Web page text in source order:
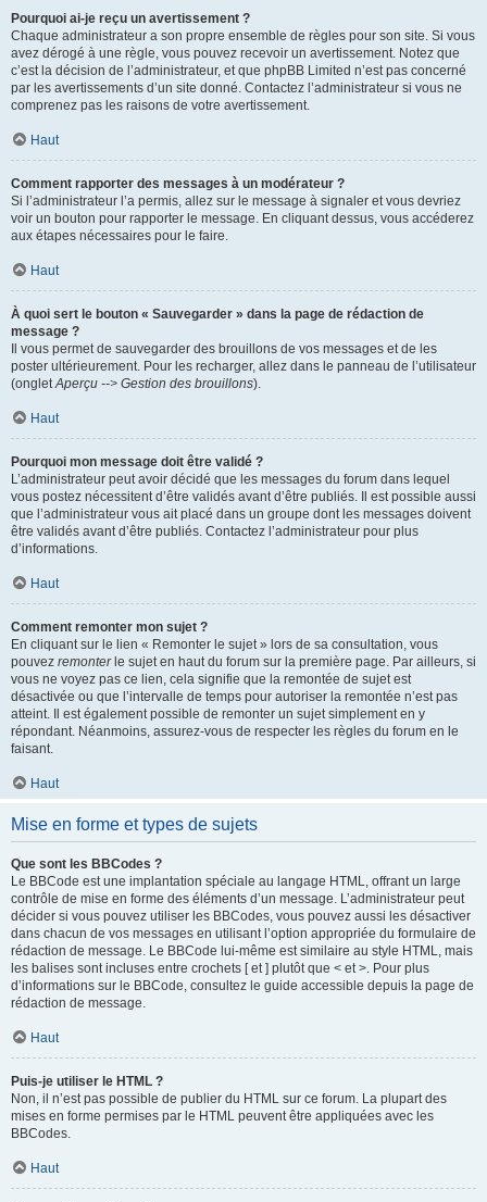
Pourquoi ai-je reçu un avertissement ?
Chaque administrateur a son propre ensemble de règles pour son site. Si vous
avez dérogé à une règle, vous pouvez recevoir un avertissement. Notez que
c’est la décision de l’administrateur, et que phpBB Limited n’est pas concerné
par les avertissements d’un site donné. Contactez l’administrateur si vous ne
comprenez pas les raisons de votre avertissement.
Haut
Comment rapporter des messages à un modérateur ?
Si l’administrateur l’a permis, allez sur le message à signaler et vous devriez
voir un bouton pour rapporter le message. En cliquant dessus, vous accéderez
aux étapes nécessaires pour le faire.
Haut
À quoi sert le bouton « Sauvegarder » dans la page de rédaction de
message ?
Il vous permet de sauvegarder des brouillons de vos messages et de les
poster ultérieurement. Pour les recharger, allez dans le panneau de l’utilisateur
(onglet Aperçu --> Gestion des brouillons).
Haut
Pourquoi mon message doit être validé ?
L’administrateur peut avoir décidé que les messages du forum dans lequel
vous postez nécessitent d’être validés avant d’être publiés. Il est possible aussi
que l’administrateur vous ait placé dans un groupe dont les messages doivent
être validés avant d’être publiés. Contactez l’administrateur pour plus
d’informations.
Haut
Comment remonter mon sujet ?
En cliquant sur le lien « Remonter le sujet » lors de sa consultation, vous
pouvez remonterle sujet en haut du forum sur la première page. Par ailleurs, si
vous ne voyez pas ce lien, cela signifie que la remontée de sujet est
désactivée ou que l’intervalle de temps pour autoriser la remontée n’est pas
atteint. Il est également possible de remonter un sujet simplement en y
répondant. Néanmoins, assurez-vous de respecter les règles du forum en le
faisant.
Haut
Mise en forme et types de sujets
Que sont les BBCodes ?
Le BBCode est une implantation spéciale au langage HTML, offrant un large
contrôle de mise en forme des éléments d’un message. L’administrateur peut
décider si vous pouvez utiliser les BBCodes, vous pouvez aussi les désactiver
dans chacun de vos messages en utilisant l’option appropriée du formulaire de
rédaction de message. Le BBCode lui-même est similaire au style HTML, mais
les balises sont incluses entre crochets [ et ] plutôt que < et >. Pour plus
d’informations sur le BBCode, consultez le guide accessible depuis la page de
rédaction de message.
Haut
Puis-je utiliser le HTML ?
Non, il n’est pas possible de publier du HTML sur ce forum. La plupart des
mises en forme permises par le HTML peuvent être appliquées avec les
BBCodes.
Haut